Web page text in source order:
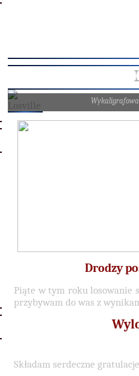
Drodzy
Piąte w tym roku
przybywam do was z
Składam serdeczne